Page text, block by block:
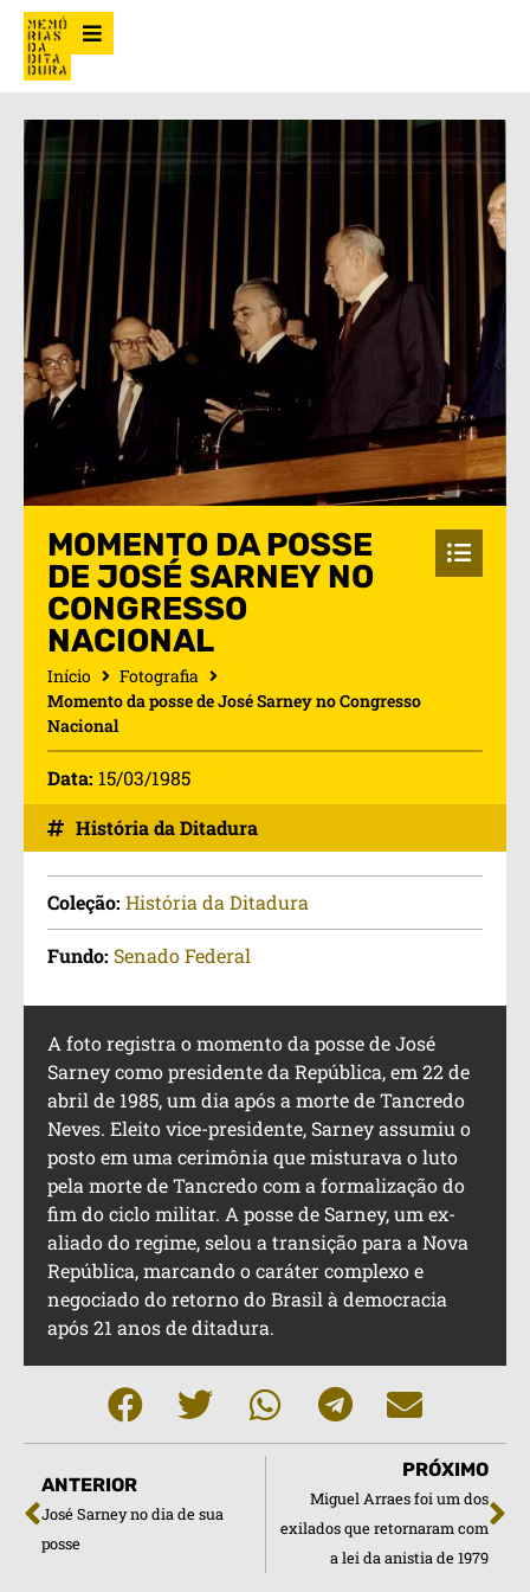
MOMENTO DA POSSE
DE JOSÉ SARNEY NO
CONGRESSO
NACIONAL
Início
Fotografia
Momento da posse de José Sarney no Congresso
Nacional
Data: 15/03/1985
História da Ditadura
Coleção: História da Ditadura
Fundo: Senado Federal
A foto registra o momento da posse de José
Sarney como presidente da República, em 22 de
abril de 1985, um dia após a morte de Tancredo
Neves. Eleito vice-presidente, Sarney assumiu o
posto em uma cerimônia que misturava o luto
pela morte de Tancredo com a formalização do
fim do ciclo militar. A posse de Sarney, um ex-
aliado do regime, selou a transição para a Nova
República, marcando o caráter complexo e
negociado do retorno do Brasil à democracia
após 21 anos de ditadura.
ANTERIOR
José Sarney no dia de sua
posse
PRÓXIMO
Miguel Arraes foi um dos
exilados que retornaram com
a lei da anistia de 1979